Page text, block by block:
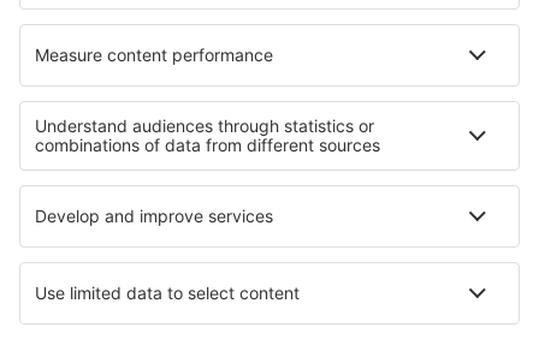
Sopimusehdot
Omat varaukset
Tietosuojakäytäntö
Tuki ja yhteystiedot
Yksityisyys